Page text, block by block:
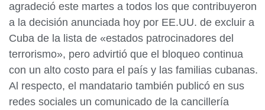
agradeció este martes a todos los que contribuyeron
a la decisión anunciada hoy por EE.UU. de excluir a
Cuba de la lista de «estados patrocinadores del
terrorismo», pero advirtió que el bloqueo continua
con un alto costo para el país y las familias cubanas.
Al respecto, el mandatario también publicó en sus
redes sociales un comunicado de la cancillería